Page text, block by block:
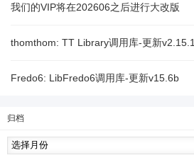
我们的VIP将在202606之后进行大改版
thomthom: TT Library调用库-更新v2.15.1
Fredo6: LibFredo6调用库-更新v15.6b
归档